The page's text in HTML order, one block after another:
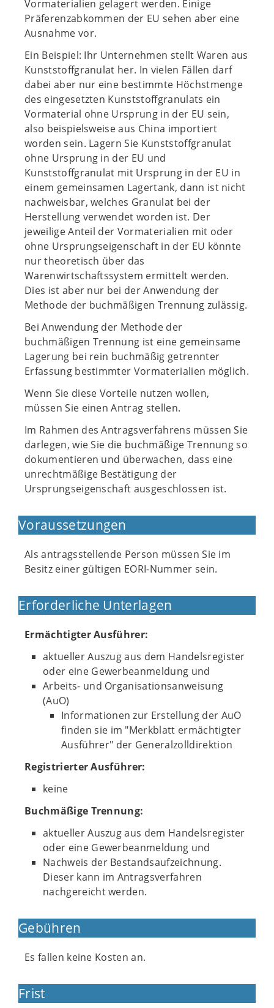
Vormaterialien gelagert werden. Einige
Präferenzabkommen der EU sehen aber eine
Ausnahme vor.
Ein Beispiel: Ihr Unternehmen stellt Waren aus
Kunststoffgranulat her. In vielen Fällen darf
dabei aber nur eine bestimmte Höchstmenge
des eingesetzten Kunststoffgranulats ein
Vormaterial ohne Ursprung in der EU sein,
also beispielsweise aus China importiert
worden sein. Lagern Sie Kunststoffgranulat
ohne Ursprung in der EU und
Kunststoffgranulat mit Ursprung in der EU in
einem gemeinsamen Lagertank, dann ist nicht
nachweisbar, welches Granulat bei der
Herstellung verwendet worden ist. Der
jeweilige Anteil der Vormaterialien mit oder
ohne Ursprungseigenschaft in der EU könnte
nur theoretisch über das
Warenwirtschaftssystem ermittelt werden.
Dies ist aber nur bei der Anwendung der
Methode der buchmäßigen Trennung zulässig.
Bei Anwendung der Methode der
buchmäßigen Trennung ist eine gemeinsame
Lagerung bei rein buchmäßig getrennter
Erfassung bestimmter Vormaterialien möglich.
Wenn Sie diese Vorteile nutzen wollen,
müssen Sie einen Antrag stellen.
Im Rahmen des Antragsverfahrens müssen Sie
darlegen, wie Sie die buchmäßige Trennung so
dokumentieren und überwachen, dass eine
unrechtmäßige Bestätigung der
Ursprungseigenschaft ausgeschlossen ist.
Voraussetzungen
Als antragsstellende Person müssen Sie im
Besitz einer gültigen EORI-Nummer sein.
Erforderliche Unterlagen
Ermächtigter Ausführer:
aktueller Auszug aus dem Handelsregister
oder eine Gewerbeanmeldung und
Arbeits- und Organisationsanweisung
(AuO)
Informationen zur Erstellung der AuO
finden sie im "Merkblatt ermächtigter
Ausführer" der Generalzolldirektion
Registrierter Ausführer:
keine
Buchmäßige Trennung:
aktueller Auszug aus dem Handelsregister
oder eine Gewerbeanmeldung und
Nachweis der Bestandsaufzeichnung.
Dieser kann im Antragsverfahren
nachgereicht werden.
Gebühren
Es fallen keine Kosten an.
Frist